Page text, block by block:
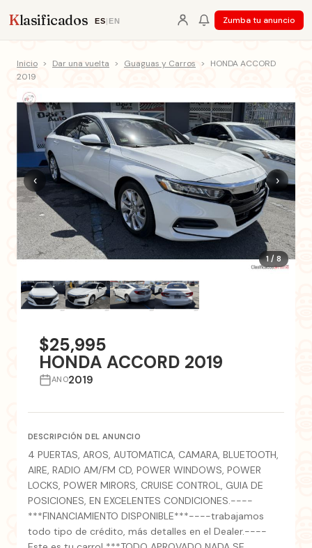
Klasificados ES| EN Zumba tu anuncio
Inicio > Dar una vuelta > Guaguas y Carros >
HONDA ACCORD
2019
1 / 8
‹ ›
$25,995
HONDA ACCORD 2019
ANO2019
DESCRIPCIÓN DEL ANUNCIO
4 PUERTAS, AROS, AUTOMATICA, CAMARA, BLUETOOTH,
AIRE, RADIO AM/FM CD, POWER WINDOWS, POWER
LOCKS, POWER MIRORS, CRUISE CONTROL, GUIA DE
POSICIONES, EN EXCELENTES CONDICIONES.----
***FINANCIAMIENTO DISPONIBLE***----trabajamos
todo tipo de crédito, más detalles en el Dealer.----